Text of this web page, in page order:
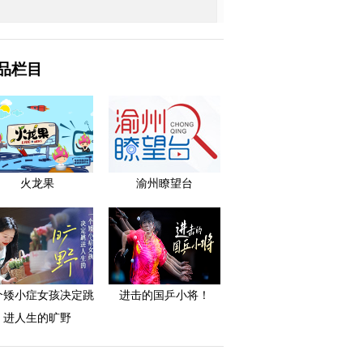
栏目
火龙果 渝州瞭望台
矮小症女孩决定跳
进人生的旷野
进击的国乒小将！